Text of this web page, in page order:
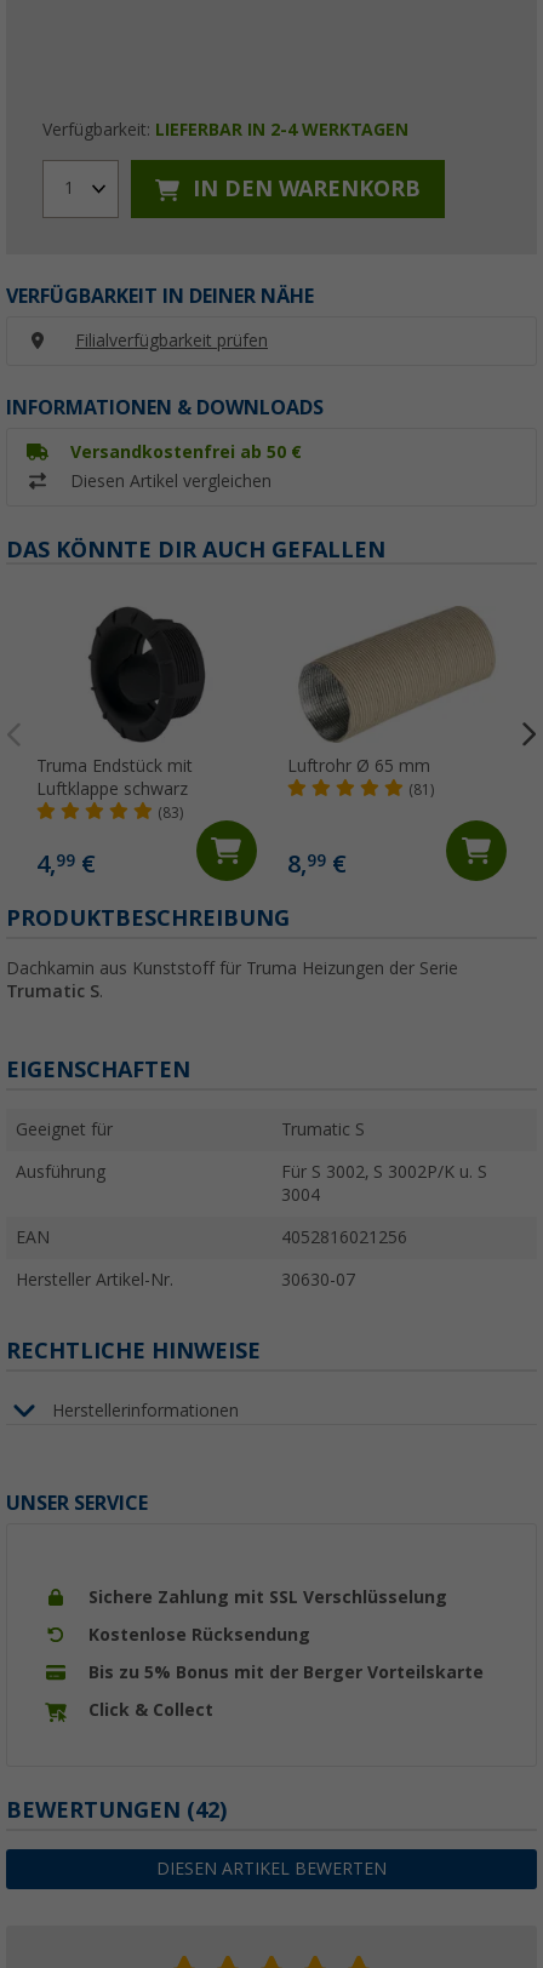
Verfügbarkeit: LIEFERBAR IN 2-4 WERKTAGEN
1 IN DEN WARENKORB
VERFÜGBARKEIT IN DEINER NÄHE
Filialverfügbarkeit prüfen
INFORMATIONEN & DOWNLOADS
Versandkostenfrei ab 50 €
Diesen Artikel vergleichen
DAS KÖNNTE DIR AUCH GEFALLEN
Truma Endstück mit
Luftklappe schwarz
(83)
4,99 €
Luftrohr Ø 65 mm
(81)
8,99€
PRODUKTBESCHREIBUNG
Dachkamin aus Kunststoff für Truma Heizungen der Serie
Trumatic S.
EIGENSCHAFTEN
Geeignet für Trumatic S
Ausführung
Für S 3002, S 3002P/K u. S
3004
EAN 4052816021256
Hersteller Artikel-Nr. 30630-07
RECHTLICHE HINWEISE
Herstellerinformationen
UNSER SERVICE
Sichere Zahlung mit SSL Verschlüsselung
Kostenlose Rücksendung
Bis zu 5% Bonus mit der Berger Vorteilskarte
Click & Collect
BEWERTUNGEN (42)
DIESEN ARTIKEL BEWERTEN